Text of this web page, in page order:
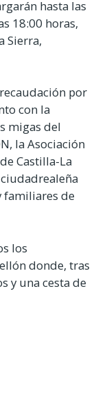
hasta las
18:00 horas,
Sierra,
por
con la
migas del
la Asociación
Castilla-La
ciudadrealeña
familiares de
los
donde, tras
y una cesta de